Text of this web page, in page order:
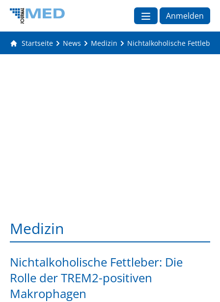
Anmelden
Startseite News Medizin Nichtalkoholische
Medizin
Nichtalkoholische Fettleber: Die
Rolle der TREM2-positiven
Makrophagen